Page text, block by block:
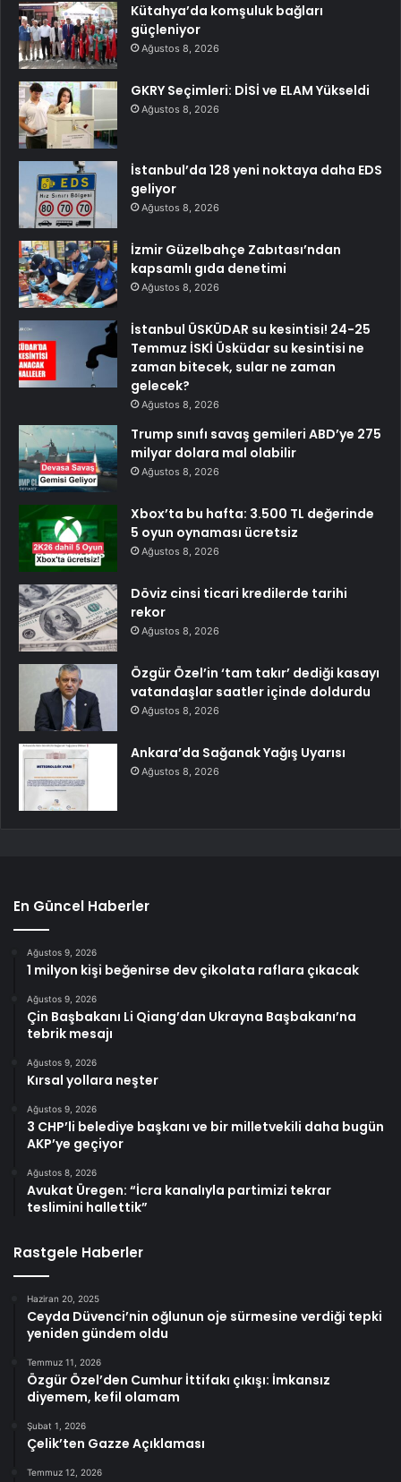
Kütahya’da komşuluk bağları
güçleniyor
Ağustos 8, 2026
GKRY Seçimleri: DİSİ ve ELAM Yükseldi
Ağustos 8, 2026
İstanbul’da 128 yeni noktaya daha EDS
geliyor
Ağustos 8, 2026
İzmir Güzelbahçe Zabıtası’ndan
kapsamlı gıda denetimi
Ağustos 8, 2026
İstanbul ÜSKÜDAR su kesintisi! 24-25
Temmuz İSKİ Üsküdar su kesintisi ne
zaman bitecek, sular ne zaman
gelecek?
Ağustos 8, 2026
Trump sınıfı savaş gemileri ABD’ye 275
milyar dolara mal olabilir
Ağustos 8, 2026
Xbox’ta bu hafta: 3.500 TL değerinde
5 oyun oynaması ücretsiz
Ağustos 8, 2026
Döviz cinsi ticari kredilerde tarihi
rekor
Ağustos 8, 2026
Özgür Özel’in ‘tam takır’ dediği kasayı
vatandaşlar saatler içinde doldurdu
Ağustos 8, 2026
Ankara’da Sağanak Yağış Uyarısı
Ağustos 8, 2026
En Güncel Haberler
Ağustos 9, 2026
1 milyon kişi beğenirse dev çikolata raflara çıkacak
Ağustos 9, 2026
Çin Başbakanı Li Qiang’dan Ukrayna Başbakanı’na
tebrik mesajı
Ağustos 9, 2026
Kırsal yollara neşter
Ağustos 9, 2026
3 CHP’li belediye başkanı ve bir milletvekili daha bugün
AKP’ye geçiyor
Ağustos 8, 2026
Avukat Üregen: “İcra kanalıyla partimizi tekrar
teslimini hallettik”
Rastgele Haberler
Haziran 20, 2025
Ceyda Düvenci’nin oğlunun oje sürmesine verdiği tepki
yeniden gündem oldu
Temmuz 11, 2026
Özgür Özel’den Cumhur İttifakı çıkışı: İmkansız
diyemem, kefil olamam
Şubat 1, 2026
Çelik’ten Gazze Açıklaması
Temmuz 12, 2026